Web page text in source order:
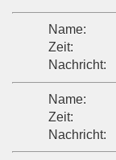
Name:
Zeit:
Nachricht:
Name:
Zeit:
Nachricht: